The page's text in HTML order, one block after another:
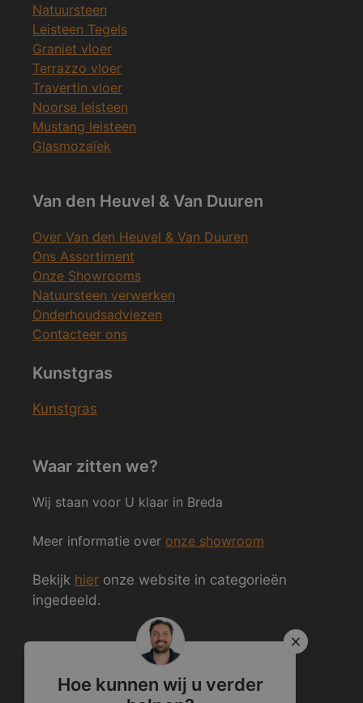
Hoe kunnen wij u verder
Natuursteen
Leisteen Tegels
Graniet vloer
Terrazzo vloer
Travertin vloer
Noorse leisteen
Mustang leisteen
Glasmozaïek
Van den Heuvel & Van Duuren
Over Van den Heuvel & Van Duuren
Ons Assortiment
Onze Showrooms
Natuursteen verwerken
Onderhoudsadviezen
Contacteer ons
Kunstgras
Kunstgras
Waar zitten we?
Wij staan voor U klaar in Breda
Meer informatie over onze showroom
Bekijk hier onze website in categorieën
ingedeeld.
Volg ons ook op Social Media